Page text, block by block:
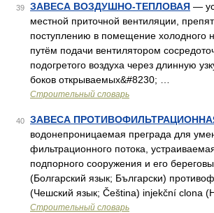
39 ЗАВЕСА ВОЗДУШНО-ТЕПЛОВАЯ —
местной приточной вентиляции,
поступлению в помещение холодного
путём подачи вентилятором
подогретого воздуха через длинную
боков открываемых&#8230; …
Строительный словарь
40 ЗАВЕСА
водонепроницаемая преграда для
фильтрационного потока,
подпорного сооружения и его
(Болгарский язык; Български)
(Чешский язык; Čeština) injekční clona
Строительный словарь